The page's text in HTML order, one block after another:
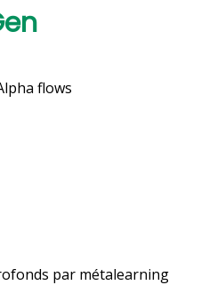
flows
par métalearning